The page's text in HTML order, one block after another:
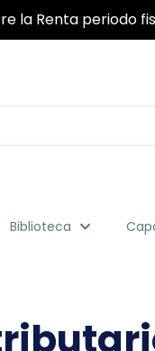
para que
Biblioteca